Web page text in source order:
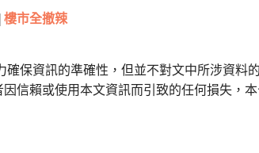
樓市全撤辣
保資訊的準確性，但並不對文中所涉資料
信賴或使用本文資訊而引致的任何損失，本